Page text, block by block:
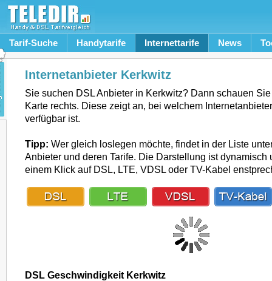
Tarif-Suche Handytarife Internettarife News
Internetanbieter Kerkwitz
Sie suchen DSL Anbieter in Kerkwitz? Dann schauen
Karte rechts. Diese zeigt an, bei welchem
verfügbar ist.
Tipp: Wer gleich loslegen möchte, findet in der Liste
Anbieter und deren Tarife. Die Darstellung ist dynamisch
einem Klick auf DSL, LTE, VDSL oder TV-Kabel
DSL Geschwindigkeit Kerkwitz